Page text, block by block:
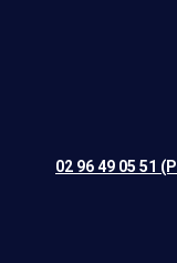
02 96 49 05 51